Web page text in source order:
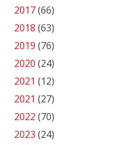
2017(66)
2018 (63)
2019 (76)
2020 (24)
2021 (12)
2021 (27)
2022 (70)
2023 (24)